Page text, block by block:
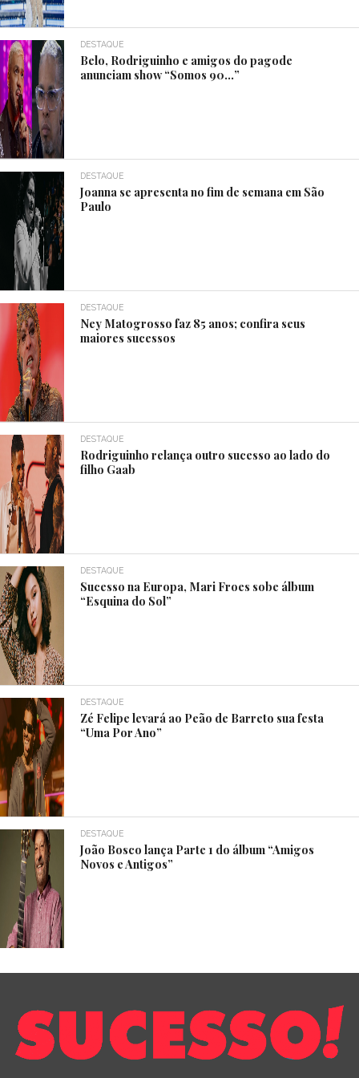
DESTAQUE
Belo, Rodriguinho e amigos do pagode
anunciam show “Somos 90…”
DESTAQUE
Joanna se apresenta no fim de semana em São
Paulo
DESTAQUE
Ney Matogrosso faz 85 anos; confira seus
maiores sucessos
DESTAQUE
Rodriguinho relança outro sucesso ao lado do
filho Gaab
DESTAQUE
Sucesso na Europa, Mari Froes sobe álbum
“Esquina do Sol”
DESTAQUE
Zé Felipe levará ao Peão de Barreto sua festa
“Uma Por Ano”
DESTAQUE
João Bosco lança Parte 1 do álbum “Amigos
Novos e Antigos”